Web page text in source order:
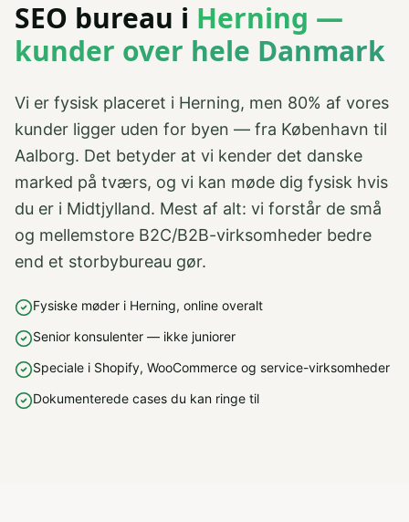
SEO bureau i Herning —
kunder over hele Danmark
Vi er fysisk placeret i Herning, men 80% af vores
kunder ligger uden for byen — fra København til
Aalborg. Det betyder at vi kender det danske
marked på tværs, og vi kan møde dig fysisk hvis
du er i Midtjylland. Mest af alt: vi forstår de små
og mellemstore B2C/B2B-virksomheder bedre
end et storbybureau gør.
Fysiske møder i Herning, online overalt
Senior konsulenter — ikke juniorer
Speciale i Shopify, WooCommerce og service-virksomheder
Dokumenterede cases du kan ringe til